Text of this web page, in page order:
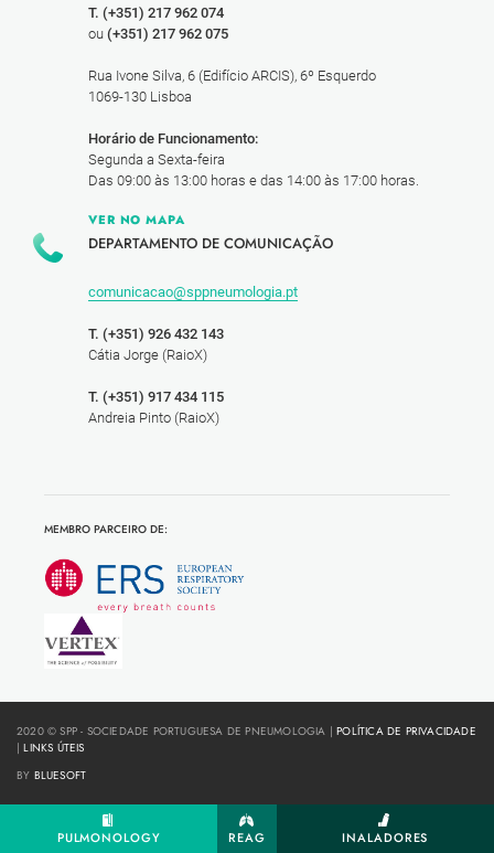
T. (+351) 217 962 074
ou (+351) 217 962 075
Rua Ivone Silva, 6 (Edifício ARCIS), 6º Esquerdo
1069-130 Lisboa
Horário de Funcionamento:
Segunda a Sexta-feira
Das 09:00 às 13:00 horas e das 14:00 às 17:00 horas.
VER NO MAPA
DEPARTAMENTO DE COMUNICAÇÃO
comunicacao@sppneumologia.pt
T. (+351) 926 432 143
Cátia Jorge (RaioX)
T. (+351) 917 434 115
Andreia Pinto (RaioX)
MEMBRO PARCEIRO DE:
2020 © SPP - SOCIEDADE PORTUGUESA DE PNEUMOLOGIA |POLÍTICA DE PRIVACIDADE
|LINKS ÚTEIS
BY BLUESOFT
PULMONOLOGY REAG INALADORES